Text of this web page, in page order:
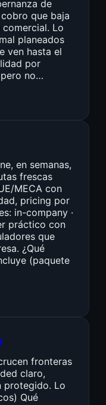
de
que baja
Lo
planeados
ven hasta el
por
no…
en semanas,
frescas
MECA con
pricing por
in-company ·
práctico con
que
¿Qué
(paquete
fronteras
claro,
protegido. Lo
Qué